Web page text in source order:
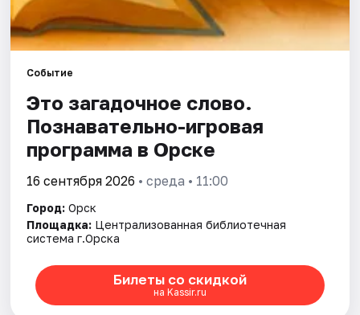
Событие
Это загадочное слово.
Познавательно-игровая
программа в Орске
16 сентября 2026 • среда • 11:00
Город: Орск
Площадка: Централизованная библиотечная
система г.Орска
Билеты со скидкой
на Kassir.ru